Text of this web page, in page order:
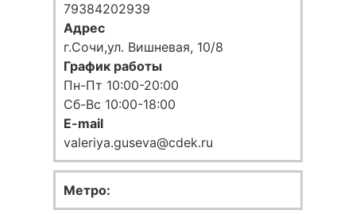
79384202939
Адрес
г.Сочи,ул. Вишневая, 10/8
График работы
Пн-Пт 10:00-20:00
Сб-Вс 10:00-18:00
E-mail
valeriya.guseva@cdek.ru
Метро: